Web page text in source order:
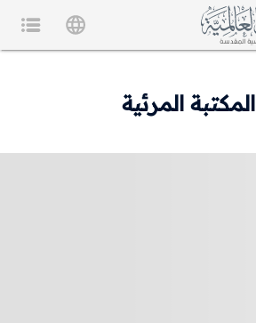
المكتبة المرئية